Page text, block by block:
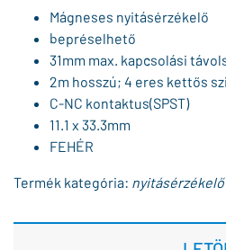
Mágneses nyitásérzékelő
bepréselhető
31mm max. kapcsolási
2m hosszú; 4 eres kettős
C-NC kontaktus(SPST)
11.1 x 33.3mm
FEHÉR
Termék kategória: nyitásérzékelő